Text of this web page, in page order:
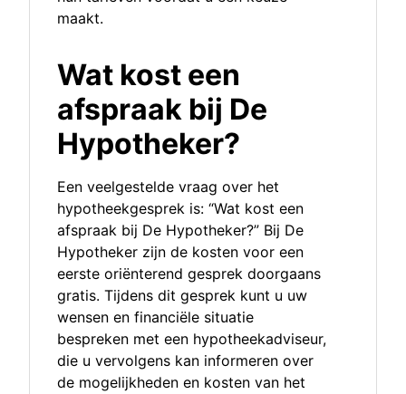
maakt.
Wat kost een
afspraak bij De
Hypotheker?
Een veelgestelde vraag over het
hypotheekgesprek is: “Wat kost een
afspraak bij De Hypotheker?” Bij De
Hypotheker zijn de kosten voor een
eerste oriënterend gesprek doorgaans
gratis. Tijdens dit gesprek kunt u uw
wensen en financiële situatie
bespreken met een hypotheekadviseur,
die u vervolgens kan informeren over
de mogelijkheden en kosten van het